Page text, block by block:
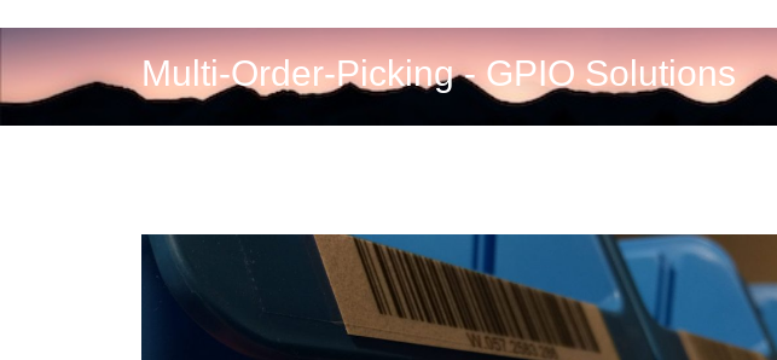
Multi-Order-Picking - GPIO Solutions